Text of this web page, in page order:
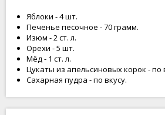
Яблоки - 4 шт.
Печенье песочное - 70 грамм.
Изюм - 2 ст. л.
Орехи - 5 шт.
Мёд - 1 ст. л.
Цукаты из апельсиновых корок - по
Сахарная пудра - по вкусу.